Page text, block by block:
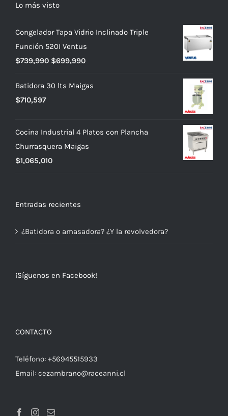
Lo más visto
Congelador Tapa Vidrio Inclinado Triple
Función 520I Ventus
$739,990 El
original
$699,990El
actual
Batidora 30 lts Maigas
$710,597
Cocina Industrial 4 Platos con Plancha
Churrasquera Maigas
$1,065,010
Entradas recientes
¿Batidora o amasadora? ¿Y la revolvedora?
¡Síguenos en Facebook!
CONTACTO
Teléfono: +56945515933
Email: cezambrano@raceanni.cl